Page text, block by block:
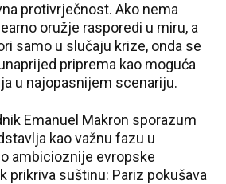
protivrječnost. Ako nema
oružje rasporedi u miru, a
samo u slučaju krize, onda se
priprema kao moguća
u najopasnijem scenariju.
Emanuel Makron sporazum
kao važnu fazu u
ambicioznije evropske
prikriva suštinu: Pariz pokušava